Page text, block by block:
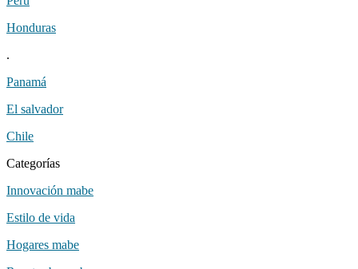
honduras
.
panamá
el salvador
chile
categorías
innovación mabe
estilo de vida
hogares mabe